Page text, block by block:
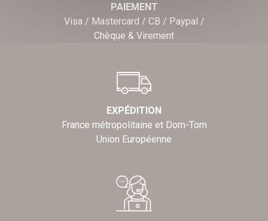
PAIEMENT
Visa / Mastercard / CB / Paypal /
Chèque & Virement
EXPÉDITION
France métropolitaine et Dom-Tom
Union Européenne